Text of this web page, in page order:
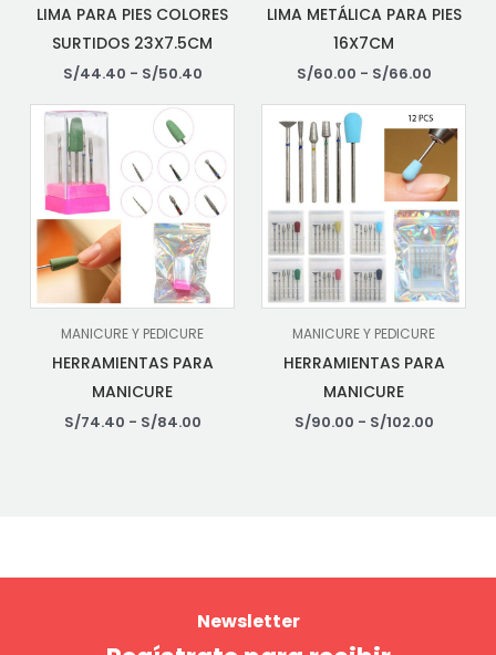
LIMA PARA PIES COLORES
SURTIDOS 23X7.5CM
S/44.40 - S/50.40
LIMA METÁLICA PARA PIES
16X7CM
S/60.00 - S/66.00
MANICURE Y PEDICURE
HERRAMIENTAS PARA
MANICURE
S/74.40 - S/84.00
MANICURE Y PEDICURE
HERRAMIENTAS PARA
MANICURE
S/90.00 - S/102.00
Newsletter